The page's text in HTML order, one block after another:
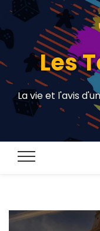
Les
La vie et l'avis